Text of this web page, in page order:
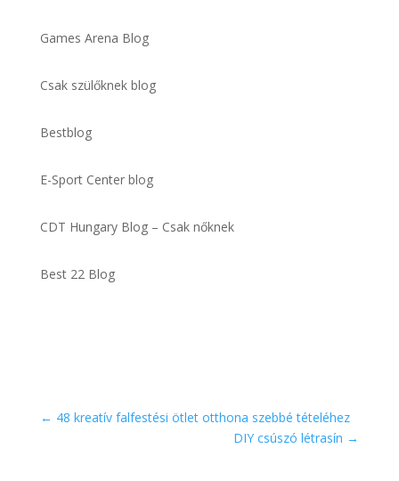
Games Arena Blog
Csak szülőknek blog
Bestblog
E-Sport Center blog
CDT Hungary Blog – Csak nőknek
Best 22 Blog
← 48 kreatív falfestési ötlet otthona szebbé tételéhez
DIY csúszó létrasín →